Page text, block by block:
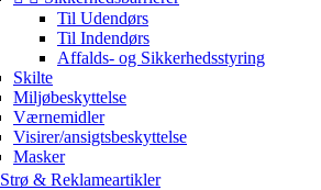
Til Udendørs
Til Indendørs
Affalds- og Sikkerhedsstyring
Skilte
Miljøbeskyttelse
Værnemidler
Visirer/ansigtsbeskyttelse
Masker
Strø & Reklameartikler